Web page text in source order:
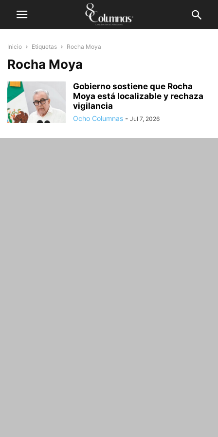
Inicio Etiquetas Rocha Moya
Rocha Moya
Gobierno sostiene que Rocha
Moya está localizable y rechaza
vigilancia
Ocho Columnas - Jul 7, 2026